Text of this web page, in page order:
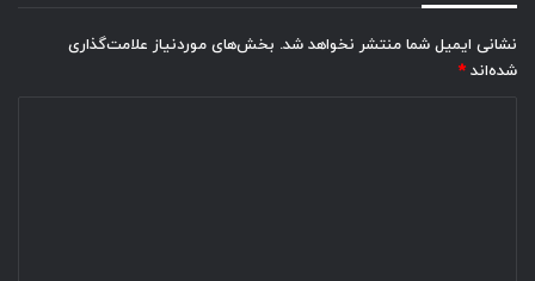
نشانی ایمیل شما منتشر نخواهد شد. بخش‌های موردنیاز علامت‌گذاری
شده‌اند *